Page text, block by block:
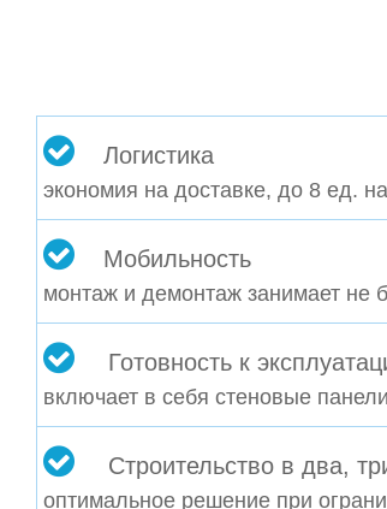
Логистика
экономия на доставке, до 8 ед.
Мобильность
монтаж и демонтаж занимает не
Готовность к
включает в себя стеновые
Строительство в два,
оптимальное решение при